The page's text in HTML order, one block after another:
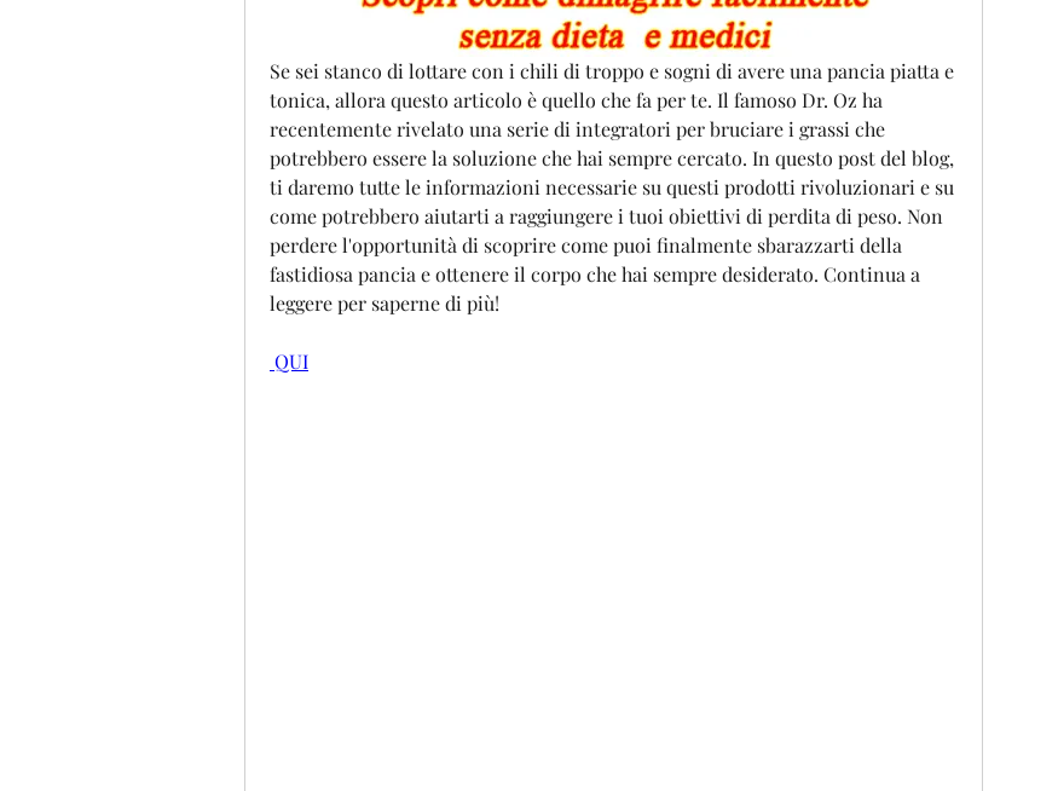
Se sei stanco di lottare con i chili di troppo e sogni di avere una pancia piatta e
tonica, allora questo articolo è quello che fa per te. Il famoso Dr. Oz ha
recentemente rivelato una serie di integratori per bruciare i grassi che
potrebbero essere la soluzione che hai sempre cercato. In questo post del blog,
ti daremo tutte le informazioni necessarie su questi prodotti rivoluzionari e su
come potrebbero aiutarti a raggiungere i tuoi obiettivi di perdita di peso. Non
perdere l'opportunità di scoprire come puoi finalmente sbarazzarti della
fastidiosa pancia e ottenere il corpo che hai sempre desiderato. Continua a
leggere per saperne di più!
QUI